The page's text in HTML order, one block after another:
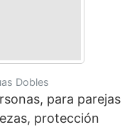
Dobles
para parejas
protección